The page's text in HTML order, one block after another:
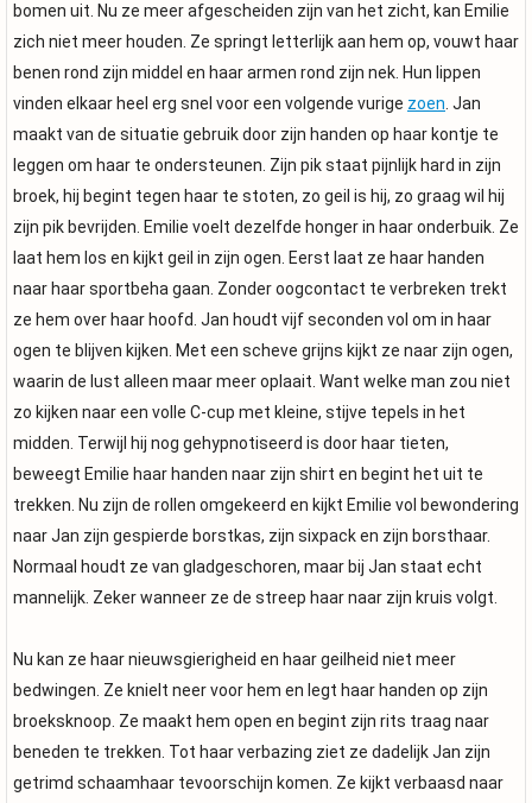
bomen uit. Nu ze meer afgescheiden zijn van het zicht, kan Emilie
zich niet meer houden. Ze springt letterlijk aan hem op, vouwt haar
benen rond zijn middel en haar armen rond zijn nek. Hun lippen
vinden elkaar heel erg snel voor een volgende vurige zoen . Jan
maakt van de situatie gebruik door zijn handen op haar kontje te
leggen om haar te ondersteunen. Zijn pik staat pijnlijk hard in zijn
broek, hij begint tegen haar te stoten, zo geil is hij, zo graag wil hij
zijn pik bevrijden. Emilie voelt dezelfde honger in haar onderbuik. Ze
laat hem los en kijkt geil in zijn ogen. Eerst laat ze haar handen
naar haar sportbeha gaan. Zonder oogcontact te verbreken trekt
ze hem over haar hoofd. Jan houdt vijf seconden vol om in haar
ogen te blijven kijken. Met een scheve grijns kijkt ze naar zijn ogen,
waarin de lust alleen maar meer oplaait. Want welke man zou niet
zo kijken naar een volle C-cup met kleine, stijve tepels in het
midden. Terwijl hij nog gehypnotiseerd is door haar tieten,
beweegt Emilie haar handen naar zijn shirt en begint het uit te
trekken. Nu zijn de rollen omgekeerd en kijkt Emilie vol bewondering
naar Jan zijn gespierde borstkas, zijn sixpack en zijn borsthaar.
Normaal houdt ze van gladgeschoren, maar bij Jan staat echt
mannelijk. Zeker wanneer ze de streep haar naar zijn kruis volgt.
Nu kan ze haar nieuwsgierigheid en haar geilheid niet meer
bedwingen. Ze knielt neer voor hem en legt haar handen op zijn
broeksknoop. Ze maakt hem open en begint zijn rits traag naar
beneden te trekken. Tot haar verbazing ziet ze dadelijk Jan zijn
getrimd schaamhaar tevoorschijn komen. Ze kijkt verbaasd naar